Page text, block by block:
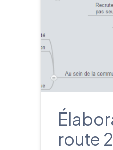
route